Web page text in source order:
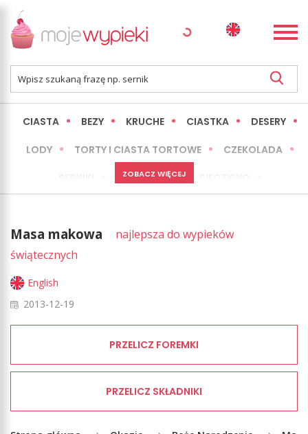
CIASTA BEZY KRUCHE CIASTKA DESERY
LODY TORTY I CIASTA TORTOWE CZEKOLADA
MINI WYPIEKI
LŻEJSZE / ZDROWSZE INNE
ZOBACZ WIĘCEJ
Masa makowa
najlepsza do wypieków
świątecznych
English
2013-12-19
PRZELICZ FOREMKI
PRZELICZ SKŁADNIKI